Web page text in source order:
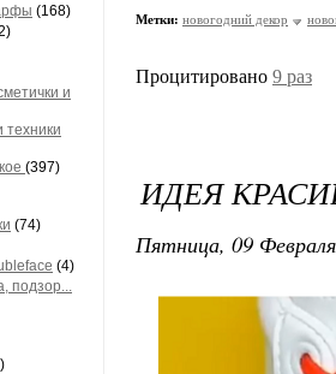
(168)
и
(397)
(74)
(4)
подзор...
Метки: новогодний декор
Процитировано 9 раз
ИДЕЯ
Пятница, 09